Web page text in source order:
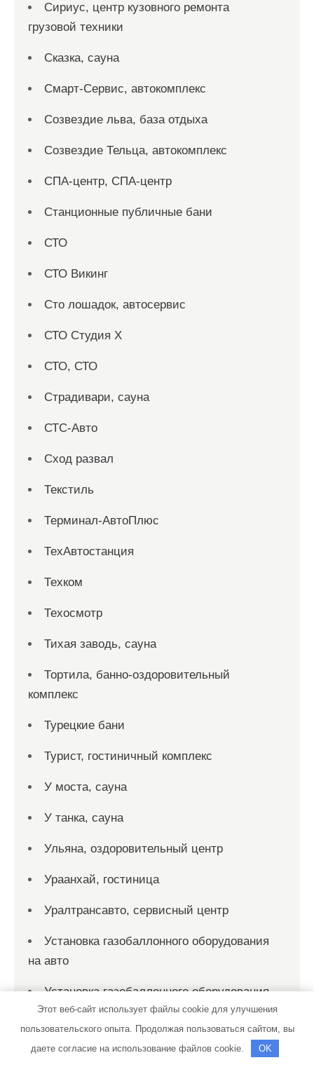
Сириус, центр кузовного ремонта
грузовой техники
Сказка, сауна
Смарт-Сервис, автокомплекс
Созвездие льва, база отдыха
Созвездие Тельца, автокомплекс
СПА-центр, СПА-центр
Станционные публичные бани
СТО
СТО Викинг
Сто лошадок, автосервис
СТО Студия Х
СТО, СТО
Страдивари, сауна
СТС-Авто
Сход развал
Текстиль
Терминал-АвтоПлюс
ТехАвтостанция
Техком
Техосмотр
Тихая заводь, сауна
Тортила, банно-оздоровительный
комплекс
Турецкие бани
Турист, гостиничный комплекс
У моста, сауна
У танка, сауна
Ульяна, оздоровительный центр
Ураанхай, гостиница
Уралтрансавто, сервисный центр
Установка газобаллонного оборудования
на авто
Установка газобаллонного оборудования
на авто
Этот веб-сайт использует файлы cookie для улучшения
пользовательского опыта. Продолжая пользоваться сайтом, вы
даете согласие на использование файлов cookie.
OK